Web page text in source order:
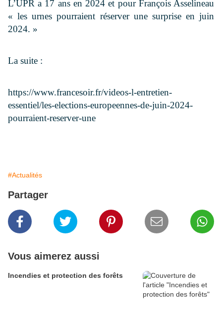
L’UPR a 17 ans en 2024 et pour François Asselineau
«les urnes pourraient réserver une surprise en juin
2024. »
La suite :
https://www.francesoir.fr/videos-l-entretien-
essentiel/les-elections-europeennes-de-juin-2024-
pourraient-reserver-une
#Actualités
Partager
Vous aimerez aussi
Incendies et protection des forêts